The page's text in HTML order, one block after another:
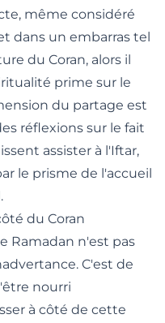
même considéré
dans un embarras tel
du Coran, alors il
prime sur le
du partage est
réflexions sur le fait
assister à l'Iftar,
le prisme de l'accueil
du Coran
Ramadan n'est pas
C'est de
nourri
à côté de cette